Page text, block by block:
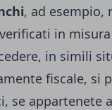
, ad esempio,
in
in simili
fiscale, si
se appartenete